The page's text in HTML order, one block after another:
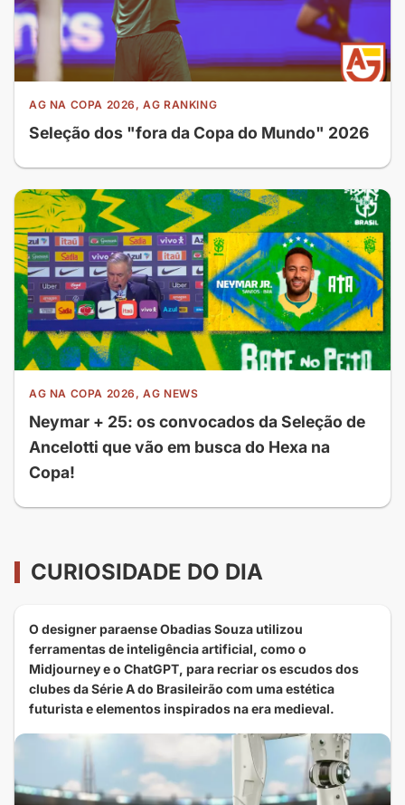
AG NA COPA 2026, AG RANKING
Seleção dos "fora da Copa do Mundo" 2026
AG NA COPA 2026, AG NEWS
Neymar + 25: os convocados da Seleção de
Ancelotti que vão em busca do Hexa na
Copa!
CURIOSIDADE DO DIA
O designer paraense Obadias Souza utilizou
ferramentas de inteligência artificial, como o
Midjourney e o ChatGPT, para recriar os escudos dos
clubes da Série A do Brasileirão com uma estética
futurista e elementos inspirados na era medieval.